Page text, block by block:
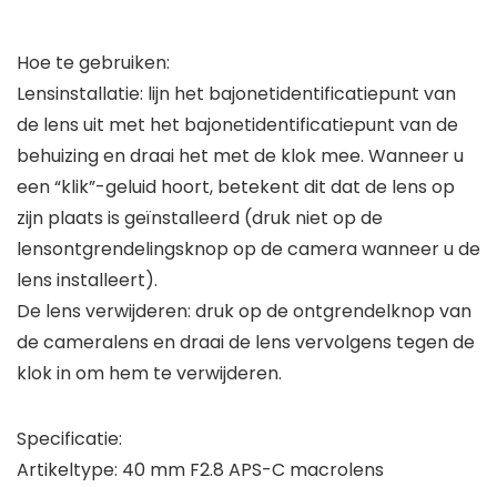
Hoe te gebruiken:
Lensinstallatie: lijn het bajonetidentificatiepunt van
de lens uit met het bajonetidentificatiepunt van de
behuizing en draai het met de klok mee. Wanneer u
een “klik”-geluid hoort, betekent dit dat de lens op
zijn plaats is geïnstalleerd (druk niet op de
lensontgrendelingsknop op de camera wanneer u de
lens installeert).
De lens verwijderen: druk op de ontgrendelknop van
de cameralens en draai de lens vervolgens tegen de
klok in om hem te verwijderen.
Specificatie:
Artikeltype: 40 mm F2.8 APS-C macrolens